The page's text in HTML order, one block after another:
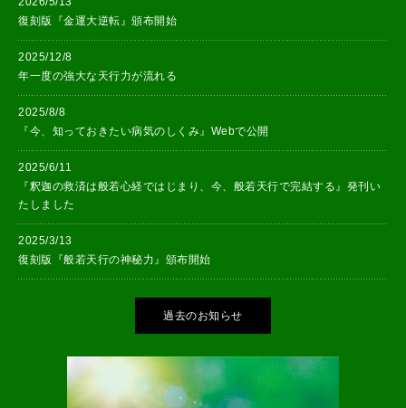
復刻版『金運大逆転』頒布開始
2025/12/8
年一度の強大な天行力が流れる
2025/8/8
『今、知っておきたい病気のしくみ』Webで公開
2025/6/11
『釈迦の救済は般若心経ではじまり、今、般若天行で完結する』発刊い
たしました
2025/3/13
復刻版『般若天行の神秘力』頒布開始
過去のお知らせ